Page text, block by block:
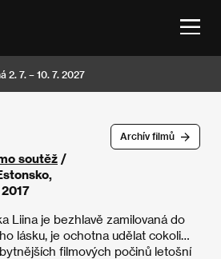
2. 7. – 10. 7. 2027
Archív filmů
soutěž /
Liina je bezhlavě zamilovaná do
lásku, je ochotna udělat cokoli…
filmových počinů letošní